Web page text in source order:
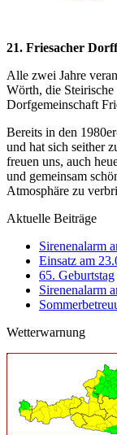
21. Friesacher
Alle zwei Jahre
Wörth, die
Dorfgemeinschaft
Bereits in den
und hat sich seither
freuen uns, auch
und gemeinsam
Atmosphäre zu
Aktuelle Beiträge
Sirenenalarm
Einsatz am
65. Geburtstag
Sirenenalarm
Wetterwarnung